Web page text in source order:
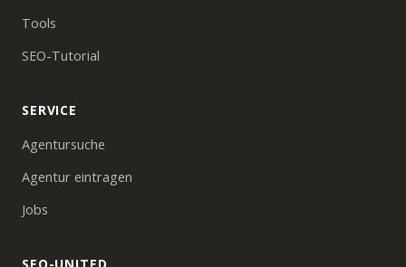
Tools
SEO-Tutorial
SERVICE
Agentursuche
Agentur eintragen
Jobs